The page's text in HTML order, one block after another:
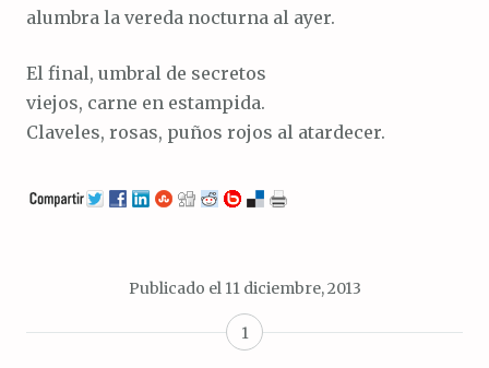
alumbra la vereda nocturna al ayer.
El final, umbral de secretos
viejos, carne en estampida.
Claveles, rosas, puños rojos al atardecer.
Publicado el 11 diciembre, 2013
1